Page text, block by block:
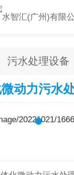
污水处理设备
动力污水